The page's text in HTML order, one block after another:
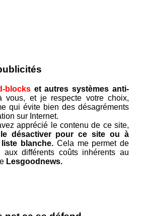
blockset autres systèmes anti-
vous, et je respecte votre choix,
qui évite bien des désagréments
sur Internet.
apprécié le contenu de ce site,
désactiver pour ce site ou à
blanche. Cela me permet de
différents coûts inhérents au
Lesgoodnews.